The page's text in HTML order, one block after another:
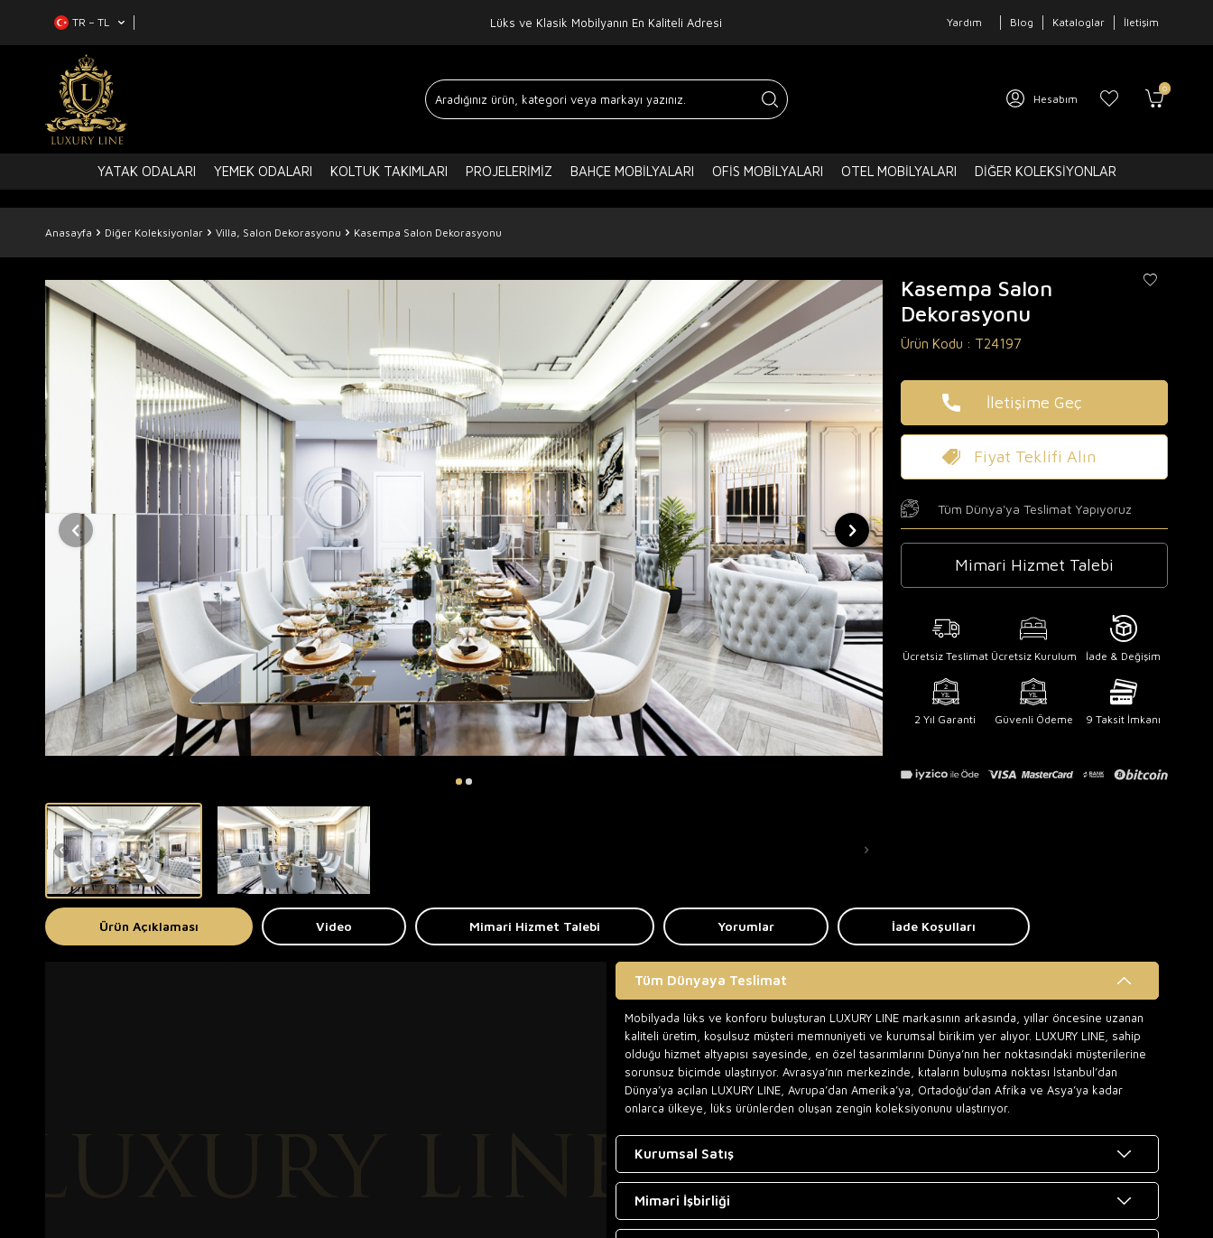
TR − TL Lüks ve Klasik Mobilyanın En Kaliteli Adresi Yardım Blog Kataloglar İletişim
Hesabım
0
YATAK ODALARI YEMEK ODALARI KOLTUK TAKIMLARI PROJELERIMIZ BAHÇE MOBILYALARI OFIS MOBILYALARI OTEL MOBILYALARI DIĞER KOLEKSIYONLAR
Anasayfa Diğer Koleksiyonlar Villa, Salon Dekorasyonu Kasempa Salon Dekorasyonu
Kasempa Salon
Dekorasyonu
Ürün Kodu : T24197
İletişime Geç
Fiyat Teklifi Alın
Tüm Dünya'ya Teslimat Yapıyoruz
Mimari Hizmet Talebi
Ücretsiz Teslimat Ücretsiz Kurulum İade & Değişim
2 Yıl Garanti Güvenli Ödeme 9 Taksit İmkanı
Ürün Açıklaması Video Mimari Hizmet Talebi Yorumlar İade Koşulları
Tüm Dünyaya Teslimat
Mobilyada lüks ve konforu buluşturan LUXURY LINE markasının arkasında, yıllar öncesine uzanan
kaliteli üretim, koşulsuz müşteri memnuniyeti ve kurumsal birikim yer alıyor. LUXURY LINE, sahip
olduğu hizmet altyapısı sayesinde, en özel tasarımlarını Dünya’nın her noktasındaki müşterilerine
sorunsuz biçimde ulaştırıyor. Avrasya’nın merkezinde, kıtaların buluşma noktası İstanbul’dan
Dünya’ya açılan LUXURY LINE, Avrupa’dan Amerika’ya, Ortadoğu’dan Afrika ve Asya’ya kadar
onlarca ülkeye, lüks ürünlerden oluşan zengin koleksiyonunu ulaştırıyor.
Kurumsal Satış
Mimari İşbirliği